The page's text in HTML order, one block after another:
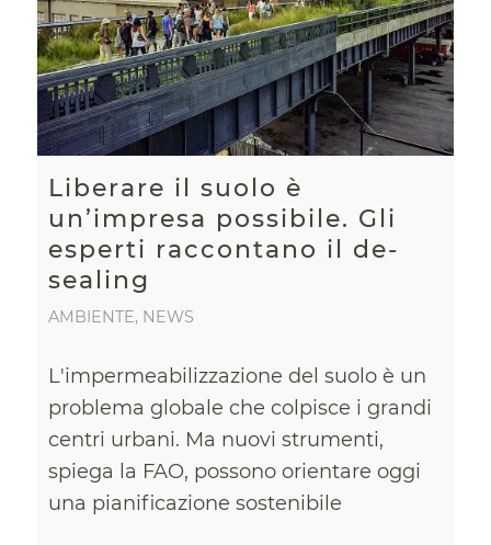
Liberare il suolo è
un’impresa possibile. Gli
esperti raccontano il de-
sealing
AMBIENTE, NEWS
L'impermeabilizzazione del suolo è un
problema globale che colpisce i grandi
centri urbani. Ma nuovi strumenti,
spiega la FAO, possono orientare oggi
una pianificazione sostenibile